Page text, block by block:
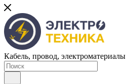
Кабель, провод, электроматериалы